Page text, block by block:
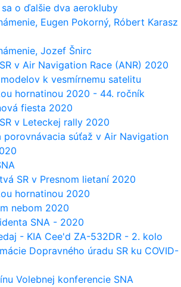
o ďalšie dva aerokluby
Eugen Pokorný, Róbert Karasz
Jozef Šnirc
v Air Navigation Race (ANR) 2020
k vesmírnemu satelitu
hornatinou 2020 - 44. ročník
fiesta 2020
v Leteckej rally 2020
porovnávacia súťaž v Air Navigation
SR v Presnom lietaní 2020
hornatinou 2020
nebom 2020
SNA - 2020
- KIA Cee'd ZA-532DR - 2. kolo
Dopravného úradu SR ku COVID-
Volebnej konferencie SNA